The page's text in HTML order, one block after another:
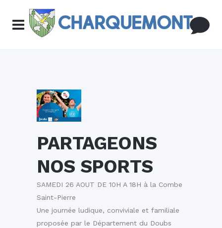
PARTAGEONS
NOS SPORTS
SAMEDI 26 AOUT DE 10H A 18H à la Combe
Saint-Pierre
Une journée ludique, conviviale et familiale
proposée par le Département du Doubs